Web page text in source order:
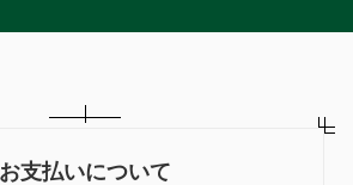
お支払いについて